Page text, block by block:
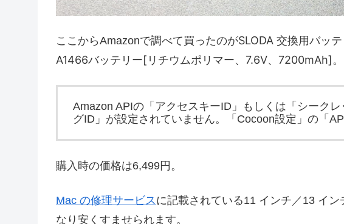
ここからAmazonで調べて買ったのがSLODA 交換用バッ
A1466バッテリー[リチウムポリマー、7.6V、7200mAh]。
Amazon APIの「アクセスキーID」もしくは「シーク
グID」が設定されていません。「Cocoon設定」の「
購入時の価格は6,499円。
Mac の修理サービスに記載されている11 インチ／13 イ
なり安くすませられます。